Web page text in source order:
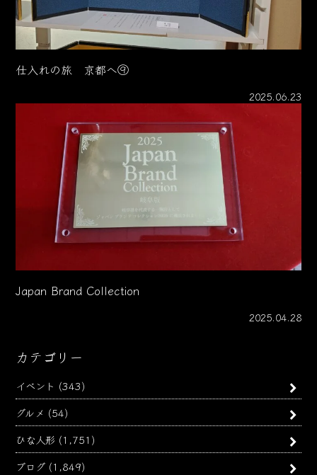
仕入れの旅 京都へ⑨
2025.06.23
Japan Brand Collection
2025.04.28
カテゴリー
イベント (343)
グルメ (54)
ひな人形 (1,751)
ブログ (1,849)